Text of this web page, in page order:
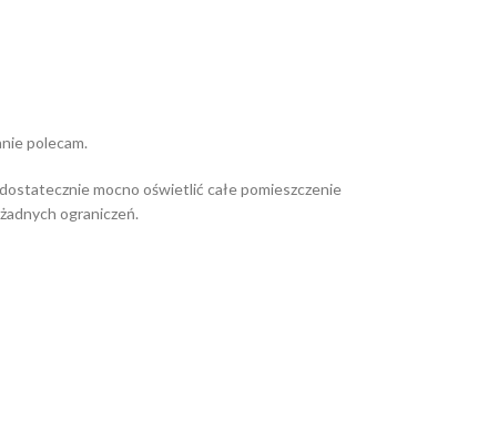
polecam.
mocno oświetlić całe pomieszczenie
ograniczeń.